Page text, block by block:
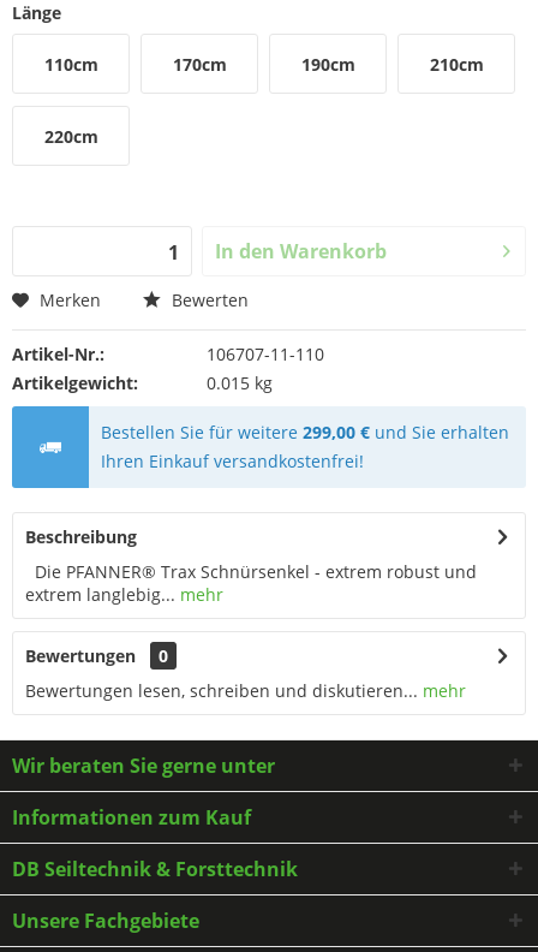
Länge
110cm 170cm 190cm 210cm
220cm
In den Warenkorb
Merken Bewerten
Artikel-Nr.:
106707-11-110
Artikelgewicht:
0.015 kg
Bestellen Sie für weitere299,00 € und Sie erhalten
Ihren Einkauf versandkostenfrei!
Beschreibung
Die PFANNER® Trax Schnürsenkel - extrem robust und
extrem langlebig... mehr
Bewertungen
0
Bewertungen lesen, schreiben und diskutieren... mehr
Wir beraten Sie gerne unter
Informationen zum Kauf
DB Seiltechnik & Forsttechnik
Unsere Fachgebiete